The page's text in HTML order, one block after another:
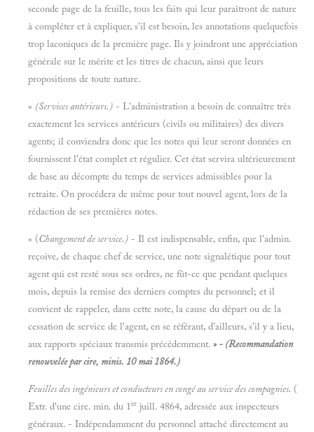
seconde page de la feuille, tous les faits qui leur paraîtront de nature
à compléter et à expliquer, s'il est besoin, les annotations quelquefois
trop laconiques de la première page. Ils y joindront une appréciation
générale sur le mérite et les titres de chacun, ainsi que leurs
propositions de toute nature.
« (Services antérieurs.) - L'administration a besoin de connaître très
exactement les services antérieurs (civils ou militaires) des divers
agents; il conviendra donc que les notes qui leur seront données en
fournissent l'état complet et régulier. Cet état servira ultérieurement
de base au décompte du temps de services admissibles pour la
retraite. On procédera de même pour tout nouvel agent, lors de la
rédaction de ses premières notes.
« (Changement de service.) - Il est indispensable, enfin, que l'admin.
reçoive, de chaque chef de service, une note signalétique pour tout
agent qui est resté sous ses ordres, ne fût-ce que pendant quelques
mois, depuis la remise des derniers comptes du personnel; et il
convient de rappeler, dans cette note, la cause du départ ou de la
cessation de service de l'agent, en se référant, d'ailleurs, s'il y a lieu,
aux rapports spéciaux transmis précédemment. » - (Recommandation
renouvelée par cire, minis. 10 mai 1864.)
Feuilles des ingénieurs et conducteurs en congé au service des compagnies. (
Extr. d'une cire. min. du 1er juill. 4864, adressée aux inspecteurs
généraux. - Indépendamment du personnel attaché directement au